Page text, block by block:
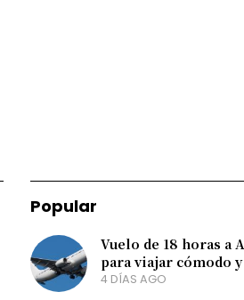
Popular
Vuelo de 18 horas a
para viajar cómodo
4 DÍAS AGO